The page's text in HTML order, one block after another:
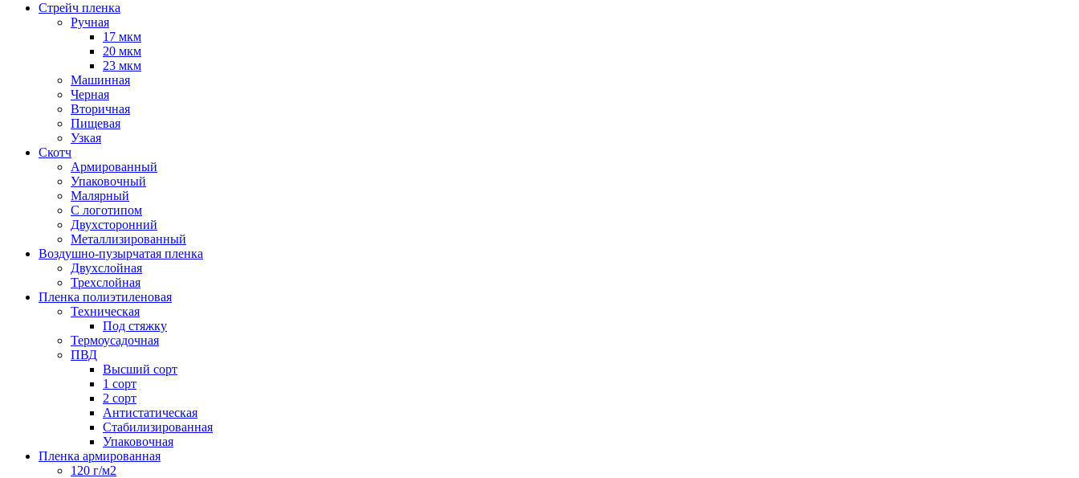
Стрейч пленка
Ручная
17 мкм
20 мкм
23 мкм
Машинная
Черная
Вторичная
Пищевая
Узкая
Скотч
Армированный
Упаковочный
Малярный
С логотипом
Двухсторонний
Металлизированный
Воздушно-пузырчатая пленка
Двухслойная
Трехслойная
Пленка полиэтиленовая
Техническая
Под стяжку
Термоусадочная
ПВД
Высший сорт
1 сорт
2 сорт
Антистатическая
Стабилизированная
Упаковочная
Пленка армированная
120 г/м2